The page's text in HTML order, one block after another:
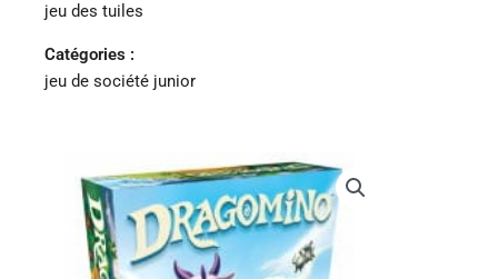
jeu des tuiles
Catégories :
jeu de société junior